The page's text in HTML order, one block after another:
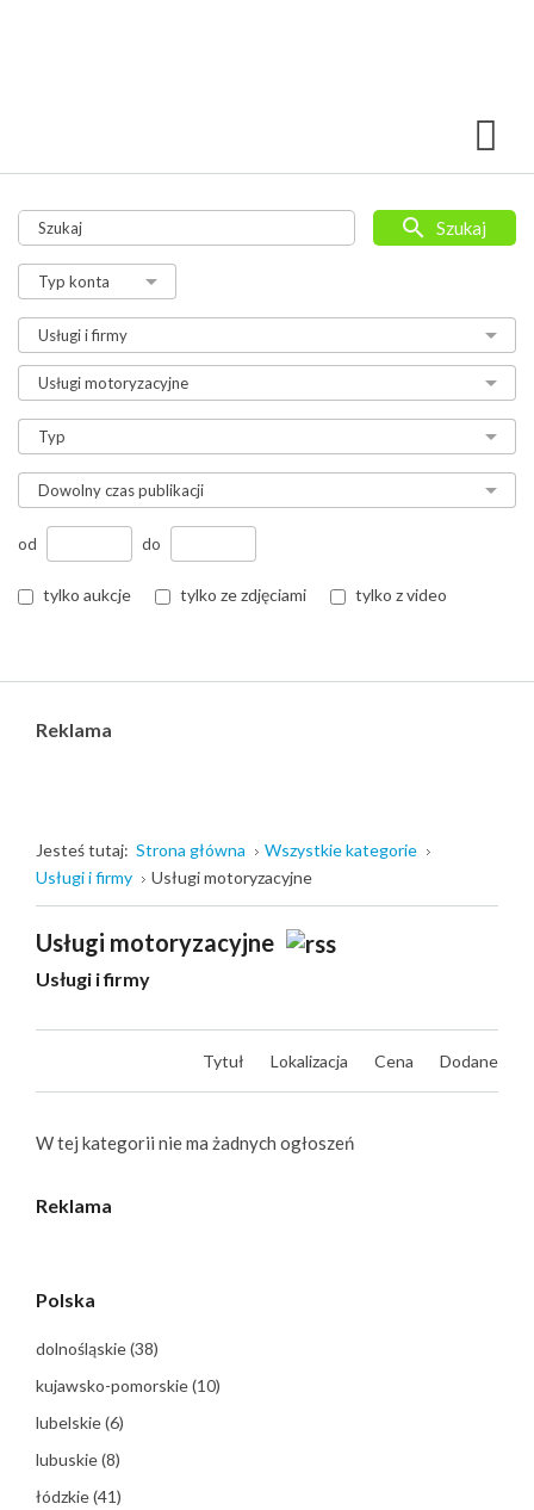
od do
tylko aukcje tylko ze zdjęciami tylko z video
Szukaj
Reklama
Jesteś tutaj: Strona główna
Wszystkie kategorie
Usługi i firmy
Usługi motoryzacyjne
Usługi motoryzacyjne
Usługi i firmy
Tytuł Lokalizacja Cena Dodane
W tej kategorii nie ma żadnych ogłoszeń
Reklama
Polska
dolnośląskie(38)
kujawsko-pomorskie(10)
lubelskie(6)
lubuskie(8)
łódzkie(41)